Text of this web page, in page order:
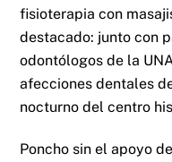
fisioterapia con
destacado: junto con
odontólogos de la
afecciones dentales
nocturno del centro
Poncho sin el apoyo